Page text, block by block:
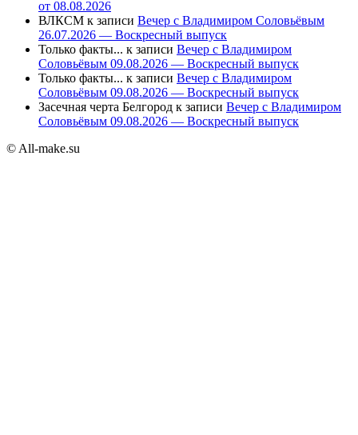
от 08.08.2026
ВЛКСМ к записи Вечер с Владимиром Соловьёвым
26.07.2026 — Воскресный выпуск
Только факты... к записи Вечер с Владимиром
Соловьёвым 09.08.2026 — Воскресный выпуск
Только факты... к записи Вечер с Владимиром
Соловьёвым 09.08.2026 — Воскресный выпуск
Засечная черта Белгород к записи Вечер с Владимиром
Соловьёвым 09.08.2026 — Воскресный выпуск
© All-make.su